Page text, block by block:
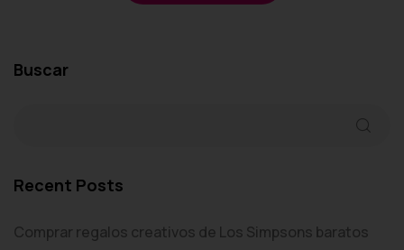
Buscar
Recent Posts
Comprar regalos creativos de Los Simpsons baratos